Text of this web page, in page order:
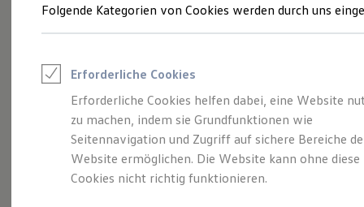
Junge Gebrauchtwagen und Gebrauchtwagen
Saisonangebote
Leasing
Leasing-Angebote
Gebrauchtwagen Leasing
Junge Gebrauchtwagen-Leasing
Elektroauto Leasing
Kleinwagen-Leasing
Leasing ohne Anzahlung
Mehr Raum für alle(s).
Der Tayron.
Folgende Kategorien von Cookies werden durch uns
Erforderliche Cookies
Erforderliche Cookies helfen dabei, eine Website
zu machen, indem sie Grundfunktionen wie
Seitennavigation und Zugriff auf sichere Bereiche
Website ermöglichen. Die Website kann ohne diese
Cookies nicht richtig funktionieren.